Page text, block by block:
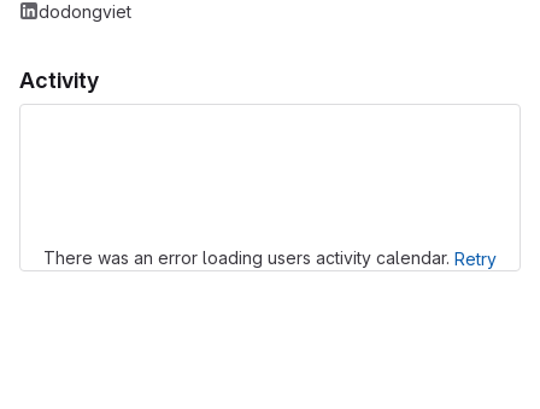
Activity
There was an error loading users activity calendar. Retry
dodongviet